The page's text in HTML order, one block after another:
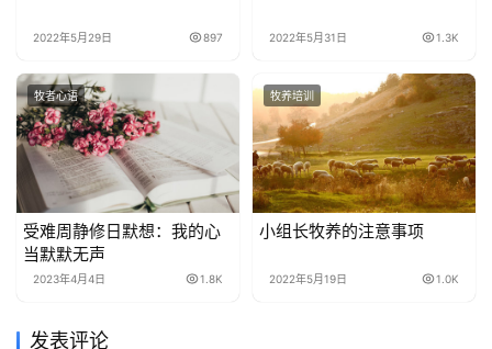
2022年5月29日 897 2022年5月31日 1.3K
牧者心语
受难周静修日默想：我的心
当默默无声
2023年4月4日 1.8K
牧养培训
小组长牧养的注意事项
2022年5月19日 1.0K
发表评论